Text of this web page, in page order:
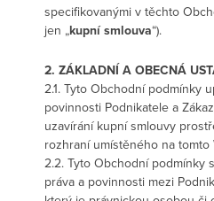
specifikovanými v těchto
jen „kupní smlouva“).
2. ZÁKLADNÍ A OBECNÁ
2.1. Tyto Obchodní podmínky
povinnosti Podnikatele a
uzavírání kupní smlouvy
rozhraní umístěného na tomto
2.2. Tyto Obchodní podmínky
práva a povinnosti mezi